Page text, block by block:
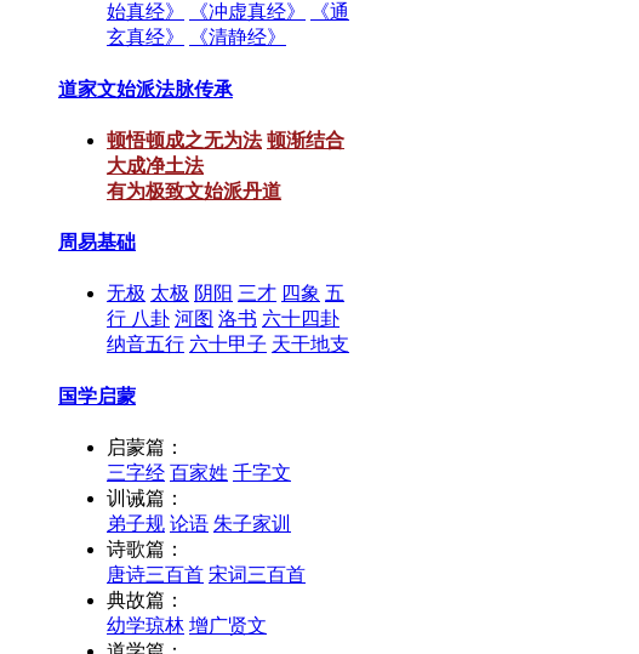
始真经》
《冲虚真经》
《通
玄真经》
《清静经》
道家文始派法脉传承
顿悟顿成之无为法 顿渐结合
大成净土法
有为极致文始派丹道
周易基础
无极 太极 阴阳 三才 四象 五
行 八卦 河图 洛书 六十四卦
纳音五行 六十甲子 天干地支
国学启蒙
启蒙篇：
三字经 百家姓 千字文
训诫篇：
弟子规 论语 朱子家训
诗歌篇：
唐诗三百首 宋词三百首
典故篇：
幼学琼林 增广贤文